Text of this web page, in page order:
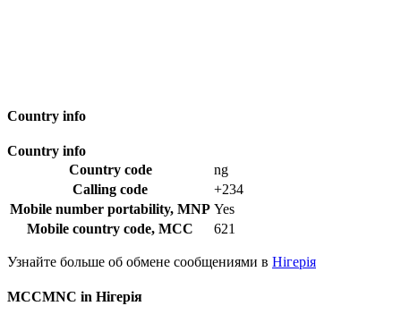
Country info
Country info
Country code
ng
Calling code
+234
Mobile number portability, MNP Yes
Mobile country code, MCC
621
Узнайте больше об обмене сообщениями в Нігерія
MCCMNC in Нігерія